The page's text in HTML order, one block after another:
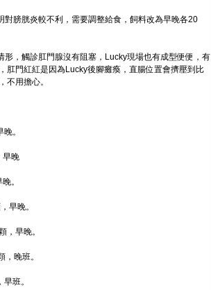
對膀胱炎較不利，需要調整給食，飼料改為早晚各20
形，觸診肛門腺沒有阻塞，Lucky現場也有成型便便，有
肛門紅紅是因為Lucky後腳癱瘓，直腸位置會擠壓到比
不用擔心。
。
早晚
。
早晚。
，早晚。
晚班。
班。